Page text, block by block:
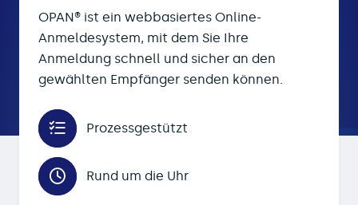
OPAN® ist ein webbasiertes Online-
Anmeldesystem, mit dem Sie Ihre
Anmeldung schnell und sicher an den
gewählten Empfänger senden können.
Prozessgestützt
Rund um die Uhr